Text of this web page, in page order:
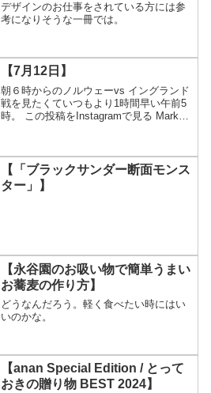
デザインのお仕事をされている方には参
考になりそうな一冊では。
【7月12日】
朝６時からのノルウェーvs イングランド
戦を見たくていつもより1時間早い午前5
時。 この投稿をInstagramで見る Markus
【「ブラックサンダー断面モンス
ター」】
【永谷園のお吸い物で簡単うまい
お蕎麦の作り方】
どうなんだろう。軽く食べたい時にはい
いのかな。
【anan Special Edition / とって
おきの贈り物 BEST 2024】